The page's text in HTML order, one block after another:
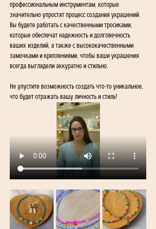
профессиональным инструментам, которые
значительно упростят процесс создания украшений.
Вы будете работать с качественными тросиками,
которые обеспечат надежность и долговечность
ваших изделий, а также с высококачественными
замочками и креплениями, чтобы ваши украшения
всегда выглядели аккуратно и стильно.
Не упустите возможность создать что-то уникальное,
что будет отражать вашу личность и стиль!